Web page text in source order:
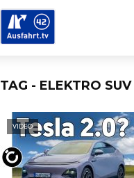
TAG - ELEKTRO
VIDEO